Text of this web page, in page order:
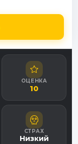
ОЦЕНКА
10
СТРАХ
Низкий